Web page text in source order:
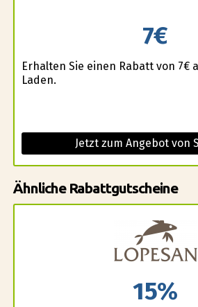
7€
Erhalten Sie einen Rabatt von 7€
Laden.
Jetzt zum Angebot von
Ähnliche Rabattgutscheine
15%